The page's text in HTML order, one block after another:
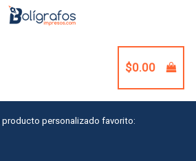
$0.00
producto personalizado favorito: